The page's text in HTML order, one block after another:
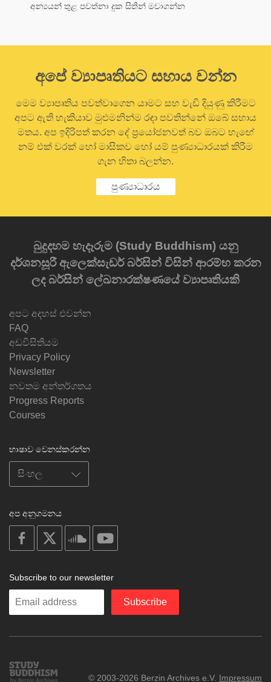
අන්‍යයන් තුළ පවත්නා දුක සිතින් මවාගන්න
අපේ ව්‍යාපෘතියට සහාය වන්න
මෙම ව්‍යාපෘතිය පවත්වාගෙන යාමට සහ වැඩි දියුණු කිරීමට
අපට ඇති හැකියාව මුළුමනින්ම රඳා පවතින්නේ ඔබේ සහාය
මතය. අප ඉදිරිපත් කරන දේ ප්‍රයෝජනවත් බව ඔබට හැඟේ
නම් එක් වරක් හෝ මාසිකව හෝ යම් පුණ්‍යාධාරයක් කිරීම
ගැන හිතා බලන්න.
පුණ්‍යාධාරය
බුදුදහම හැදෑරුම (Study Buddhism) යනු
දර්ශනසූරී ඇලෙක්සැඩර් බර්සින් විසින් ආරම්භ කරන
ලද බර්සින් ලේඛනාරක්ෂණයේ ව්‍යාපෘතියකි
අපට අදහස් එවන්න
FAQ
අඩවිසිතියම
Privacy Policy
Newsletter
නවතම අන්තර්ගතය
Progress Reports
Courses
භාෂාව වෙනස්කරන්න
අප අනුගමනය
on
facebook
soundcloud
Subscribe to our newsletter
Enter
Subscribe
Study
Buddhism
© 2003-2026 Berzin Archives e.V. Impressum